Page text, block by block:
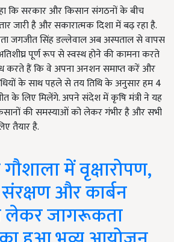
कि सरकार और किसान संगठनों के बीच
जारी है और सकारात्मक दिशा में बढ़ रहा है.
जगजीत सिंह डल्लेवाल अब अस्पताल से वापस
पूर्ण रूप से स्वस्थ होने की कामना करते
करते हैं कि वे अपना अनशन समाप्त करें और
के साथ पहले से तय तिथि के अनुसार हम 4
के लिए मिलेंगे. अपने संदेश में कृषि मंत्री ने यह
की समस्याओं को लेकर गंभीर है और सभी
तैयार है.
में वृक्षारोपण,
और कार्बन
लेकर जागरूकता